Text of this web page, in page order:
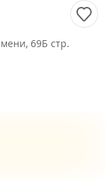
69Б стр.